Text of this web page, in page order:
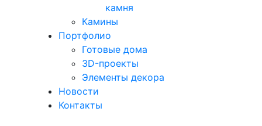
камня
Камины
Портфолио
Готовые дома
3D-проекты
Элементы декора
Новости
Контакты